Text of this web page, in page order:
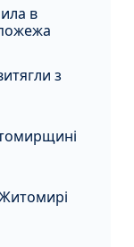
в
з